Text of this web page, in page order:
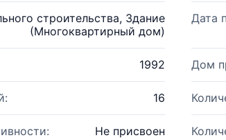
строительства, Здание
(Многоквартирный дом)
Дата
1992 Дом
16
Не присвоен